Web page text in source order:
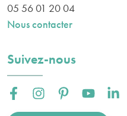
05 56 01 20 04
Nous contacter
Suivez-nous
Facebook :Instagram :Pinterest :Youtube :